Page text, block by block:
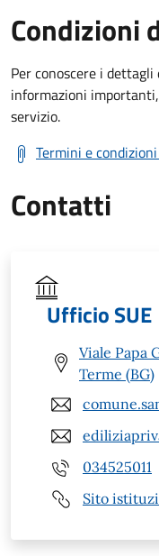
Condizioni
Per conoscere i
informazioni
servizio.
Termini e
Contatti
Ufficio SUE
Viale Papa
Terme (BG)
034525011
Sito